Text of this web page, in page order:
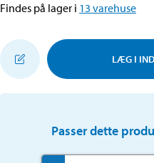
Findes på lager i 13 varehuse
LÆG I
Passer dette